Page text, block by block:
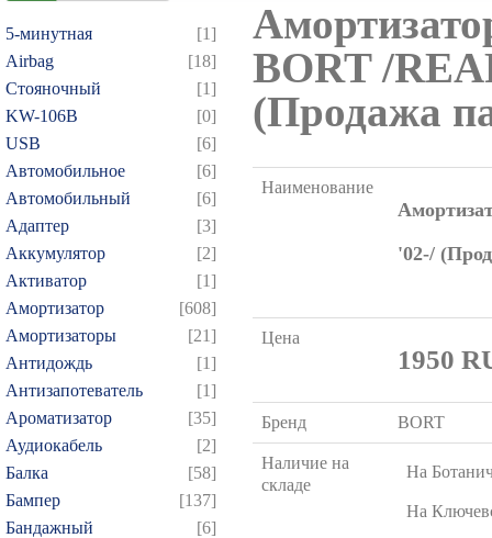
5-минутная
[1]
Airbag
[18]
Cтояночный
[1]
KW-106B
[0]
USB
[6]
Автомобильное
[6]
Автомобильный
[6]
Адаптер
[3]
Аккумулятор
[2]
Активатор
[1]
Амортизатор
[608]
Амортизаторы
[21]
Антидождь
[1]
Антизапотеватель
[1]
Ароматизатор
[35]
Аудиокабель
[2]
Балка
[58]
Бампер
[137]
Бандажный
[6]
BORT /
(Продажа
Наименование
'02-/
Цена
1950
Бренд BORT
Наличие на
складе
На
На